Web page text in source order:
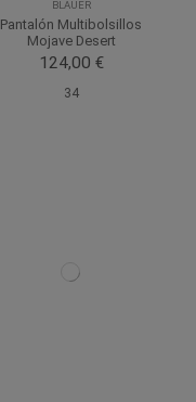
BLAUER
Pantalón Multibolsillos
Mojave Desert
124,00 €
34